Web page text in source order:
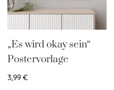
„Es wird okay sein“
Postervorlage
3,99€